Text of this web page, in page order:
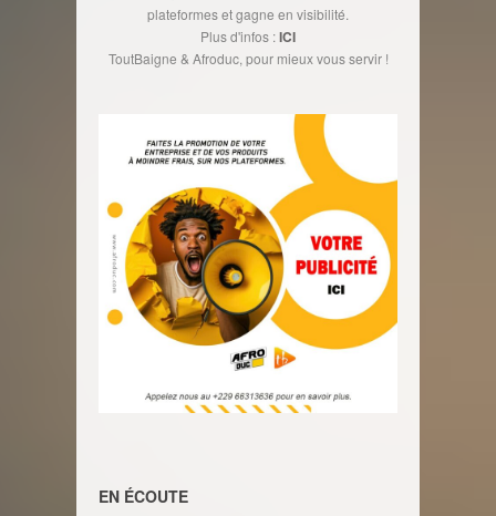
plateformes et gagne en visibilité.
Plus d'infos :ICI
ToutBaigne & Afroduc, pour mieux vous servir !
EN ÉCOUTE